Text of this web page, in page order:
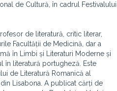
de Cultură, în cadrul Festivalului
de literatură, critic literar,
Facultății de Medicină, dar a
în Limbi și Literaturi Moderne și
în literatură portugheză. Este
de Literatură Romanică al
Lisabona. A publicat cărți de